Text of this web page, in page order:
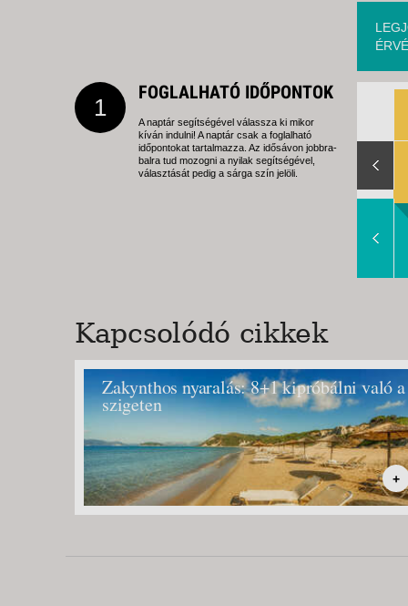
1
FOGLALHATÓ IDŐPONTOK
A naptár segítségével válassza ki mikor
kíván indulni! A naptár csak a foglalható
időpontokat tartalmazza. Az idősávon jobbra-
balra tud mozogni a nyilak segítségével,
választását pedig a sárga szín jelöli.
Slide Right
Kapcsolódó cikkek
Zakynthos nyaralás: 8+1 kipróbálni való a
szigeten
+